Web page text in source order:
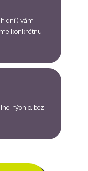
dní ) vám
konkrétnu
rýchlo, bez